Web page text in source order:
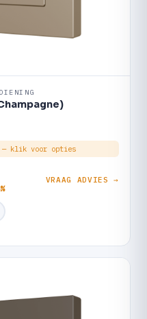
— klik voor opties
VRAAG ADVIES →